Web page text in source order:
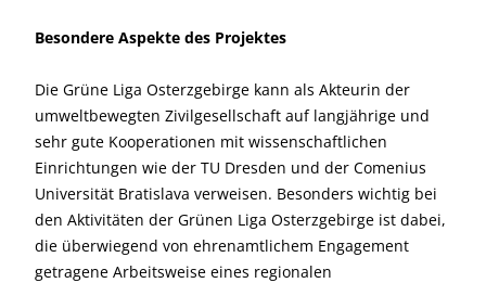
Besondere Aspekte des Projektes
Die Grüne Liga Osterzgebirge kann als Akteurin der
umweltbewegten Zivilgesellschaft auf langjährige und
sehr gute Kooperationen mit wissenschaftlichen
Einrichtungen wie der TU Dresden und der Comenius
Universität Bratislava verweisen. Besonders wichtig bei
den Aktivitäten der Grünen Liga Osterzgebirge ist dabei,
die überwiegend von ehrenamtlichem Engagement
getragene Arbeitsweise eines regionalen